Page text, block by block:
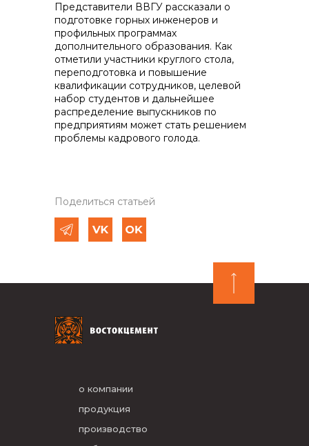
info@vostokcement.ru
Представители ВВГУ рассказали о
подготовке горных инженеров и
профильных программах
дополнительного образования. Как
отметили участники круглого стола,
переподготовка и повышение
квалификации сотрудников, целевой
набор студентов и дальнейшее
распределение выпускников по
предприятиям может стать решением
проблемы кадрового голода.
Поделиться статьей
о компании
продукция
производство